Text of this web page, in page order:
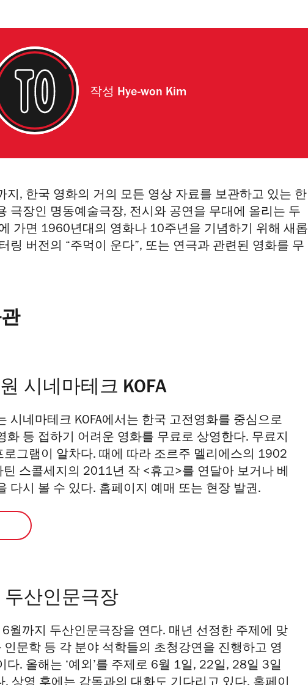
작성 Hye-won Kim
지, 한국 영화의 거의 모든 영상 자료를 보관하고 있는 한
극장인 명동예술극장, 전시와 공연을 무대에 올리는 두
가면 1960년대의 영화나 10주년을 기념하기 위해 새롭
링 버전의 “주먹이 운다”, 또는 연극과 관련된 영화를 무
시네마테크 KOFA
시네마테크 KOFA에서는 한국 고전영화를 중심으로
화 등 접하기 어려운 영화를 무료로 상영한다. 무료지
로그램이 알차다. 때에 따라 조르주 멜리에스의 1902
스콜세지의 2011년 작 <휴고>를 연달아 보거나 베
다시 볼 수 있다. 홈페이지 예매 또는 현장 발권.
산인문극장
월까지 두산인문극장을 연다. 매년 선정한 주제에 맞
문학 등 각 분야 석학들의 초청강연을 진행하고 영
다. 올해는 ‘예외’를 주제로 6월 1일, 22일, 28일 3일